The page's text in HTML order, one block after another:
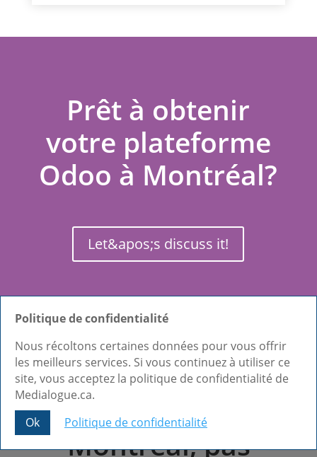
Prêt à obtenir
votre plateforme
Odoo à Montréal?
Let&apos;s discuss it!
Notre approche :
un partenaire et
consultant Odoo à
Montréal, pas
Politique de confidentialité
Nous récoltons certaines données pour vous offrir
les meilleurs services. Si vous continuez à utiliser ce
site, vous acceptez la politique de confidentialité de
Medialogue.ca.
Ok
Politique de confidentialité